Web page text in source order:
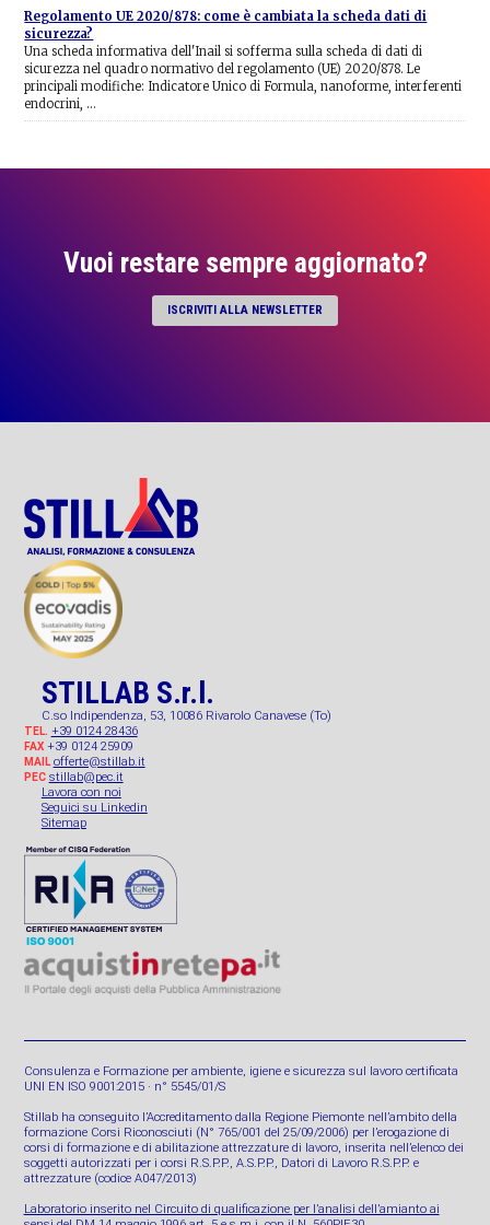
Regolamento UE 2020/878: come è cambiata la scheda dati di
sicurezza?
Una scheda informativa dell'Inail si sofferma sulla scheda di dati di
sicurezza nel quadro normativo del regolamento (UE) 2020/878. Le
principali modifiche: Indicatore Unico di Formula, nanoforme, interferenti
endocrini, …
Vuoi restare sempre aggiornato?
ISCRIVITI ALLA NEWSLETTER
STILLAB S.r.l.
C.so Indipendenza, 53, 10086 Rivarolo Canavese (To)
TEL. +39 0124 28436
FAX+39 0124 25909
MAIL offerte@stillab.it
PEC stillab@pec.it
Lavora con noi
Seguici su Linkedin
Sitemap
Consulenza e Formazione per ambiente, igiene e sicurezza sul lavoro certificata
UNI EN ISO 9001:2015 · n° 5545/01/S
Stillab ha conseguito l’Accreditamento dalla Regione Piemonte nell’ambito della
formazione Corsi Riconosciuti (N° 765/001 del 25/09/2006) per l’erogazione di
corsi di formazione e di abilitazione attrezzature di lavoro, inserita nell’elenco dei
soggetti autorizzati per i corsi R.S.P.P., A.S.P.P., Datori di Lavoro R.S.P.P. e
attrezzature (codice A047/2013)
Laboratorio inserito nel Circuito di qualificazione per l’analisi dell’amianto ai